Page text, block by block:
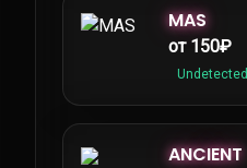
MAS
от 150₽
Undetected
ANCIENT